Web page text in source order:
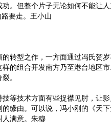
。但整个片子无论如何不能让
要走。王小山
型之作，一方面通过冯氏贺岁
的组合开发南方乃至港台地区
。
技术方面有些捉襟见肘，让影
缘由。可以说，冯小刚的《天下
人满意。朱穆